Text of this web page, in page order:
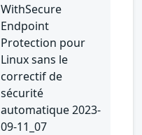
WithSecure
Endpoint
Protection pour
Linux sans le
correctif de
sécurité
automatique 2023-
09-11_07